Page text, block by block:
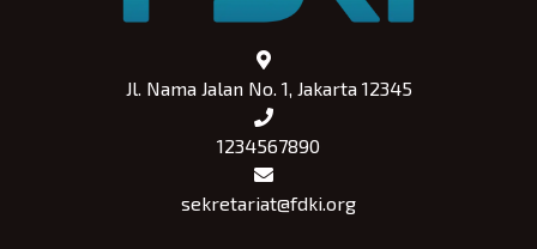
Jl. Nama Jalan No. 1, Jakarta 12345
1234567890
sekretariat@fdki.org